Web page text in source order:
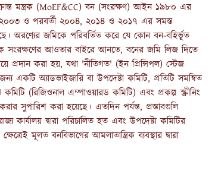
মন্ত্রক (MoEF&CC) বন (সংরক্ষণ) আইন ১৯৮০ এর
২০০৩ ও পরবর্তী ২০০৪, ২০১৪ ও ২০১৭ এর সমস্ত
অরণ্যের জমিকে পরিবর্তিত করে যে কোন বন-বহির্ভূত
সংরক্ষণের আওতার বাইরে আনতে, বনের জমি লিজ দিতে
প্রদান করা হয়, যথা 'নীতিগত' (ইন প্রিন্সিপল) স্টেজ
অ্যাডভাইজারি বা উপদেষ্টা কমিটি, প্রতিটি সমন্বিত
(রিজিওনাল এম্পাওয়ারড কমিটি) এবং প্রকল্প স্ক্রীনিং
সুপারিশ করা হয়েছে। এতদিন পর্যন্ত, প্রস্তাবগুলি
দ্বারা পরিচালিত হত এবং উপদেষ্টা কমিটির
মূলত বনবিভাগের আমলাতান্ত্রিক ব্যবস্থার দ্বারা